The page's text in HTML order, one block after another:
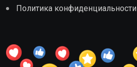
Политика конфиденциальности